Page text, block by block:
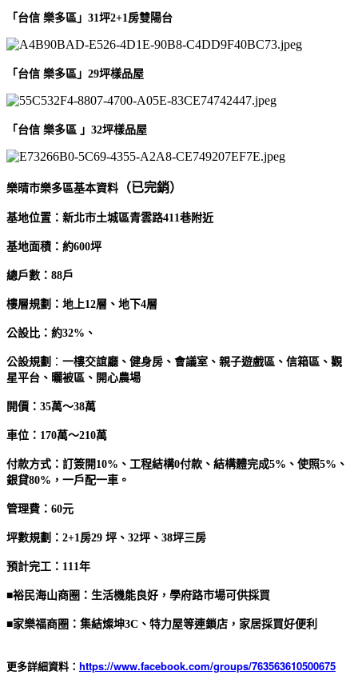
「台信 樂多區」31坪2+1房雙陽台
「台信 樂多區」29坪樣品屋
「台信 樂多區 」32坪樣品屋
樂晴市樂多區基本資料 （已完銷）
基地位置：新北市土城區青雲路411巷附近
基地面積：約600坪
總戶數：88戶
樓層規劃：地上12層、地下4層
公設比：約32%、
公設規劃 ： 一樓交誼廳、 健身房、會議室、親子遊戲區、信箱區、觀
星平台、曬被區、開心農場
開價：35萬～38萬
車位：170萬～210萬
付款方式：訂簽開10%、工程結構0付款、結構體完成5%、使照5%、
銀貸80%，一戶配一車。
管理費：60元
坪數規劃：2+1房29 坪、32坪、38坪三房
預計完工：111年
■裕民海山商圈：生活機能良好，學府路市場可供採買
■家樂福商圈：集結燦坤3C、特力屋等連鎖店，家居採買好便利
更多詳細資料： https://www.facebook.com/groups/763563610500675